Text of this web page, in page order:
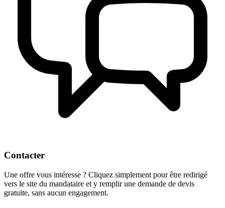
Contacter
Une offre vous intéresse ? Cliquez simplement pour être redirigé
vers le site du mandataire et y remplir une demande de devis
gratuite, sans aucun engagement.